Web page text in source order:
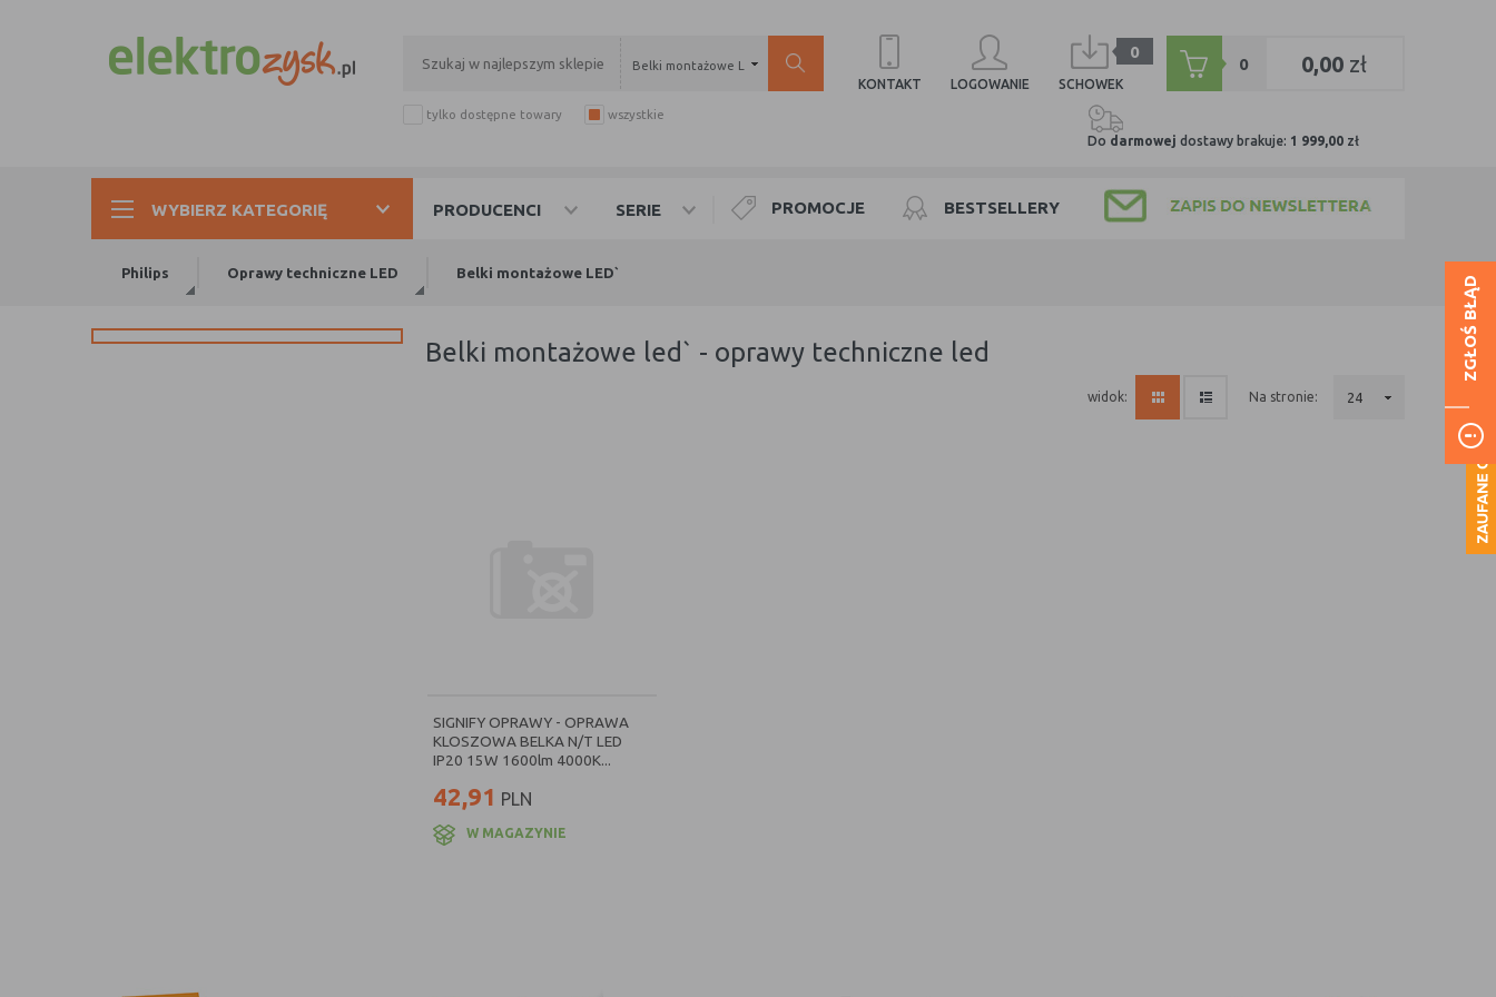
Belki montażowe LED`
tylko dostępne towary wszystkie
KONTAKT LOGOWANIE
0
SCHOWEK
0 0,00 zł
Do darmowej dostawy brakuje: 1 999,00 zł
WYBIERZ KATEGORIĘ PRODUCENCI SERIE PROMOCJE BESTSELLERY
Philips Oprawy techniczne LED Belki montażowe LED`
belki montażowe led` - oprawy techniczne led
widok: na stronie: 24
SIGNIFY OPRAWY - OPRAWA
KLOSZOWA BELKA N/T LED
IP20 15W 1600lm 4000K...
42,91 PLN
W MAGAZYNIE
ZGŁOŚ BŁĄD